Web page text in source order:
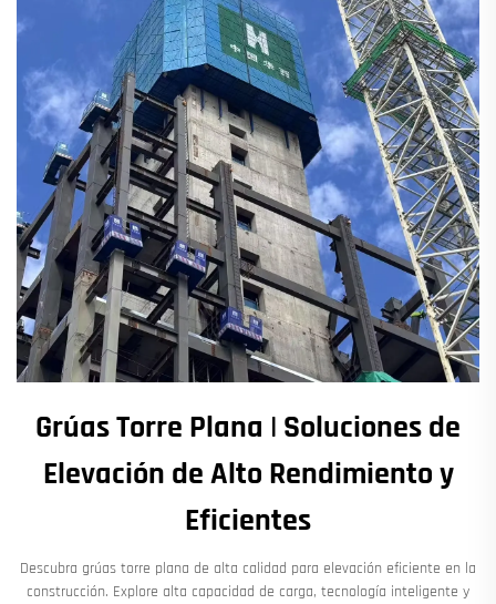
Grúas Torre Plana | Soluciones de
Elevación de Alto Rendimiento y
Eficientes
Descubra grúas torre plana de alta calidad para elevación eficiente en la
construcción. Explore alta capacidad de carga, tecnología inteligente y